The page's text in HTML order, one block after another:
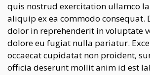
quis nostrud exercitation ullamco
aliquip ex ea commodo consequat.
dolor in reprehenderit in voluptate
dolore eu fugiat nulla pariatur.
occaecat cupidatat non proident,
officia deserunt mollit anim id est